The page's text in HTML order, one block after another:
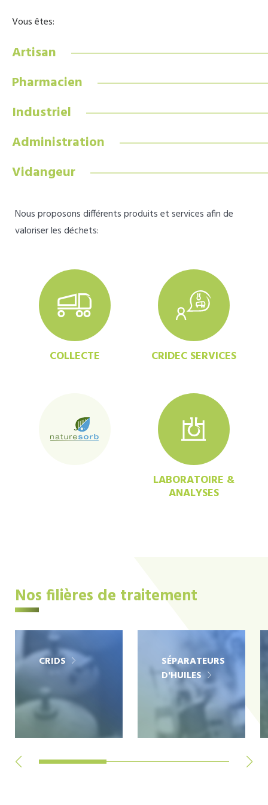
Vous êtes:
Artisan
Pharmacien
Industriel
Administration
Vidangeur
Nous proposons différents produits et services afin de
valoriser les déchets:
COLLECTE CRIDEC SERVICES
LABORATOIRE &
ANALYSES
Nos filières de traitement
CRIDS
SÉPARATEURS
D'HUILES